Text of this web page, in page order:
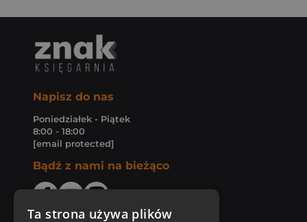
Napisz do nas
Poniedziałek - Piątek
8:00 - 18:00
[email protected]
Bądź z nami na bieżąco
Ta strona używa plików